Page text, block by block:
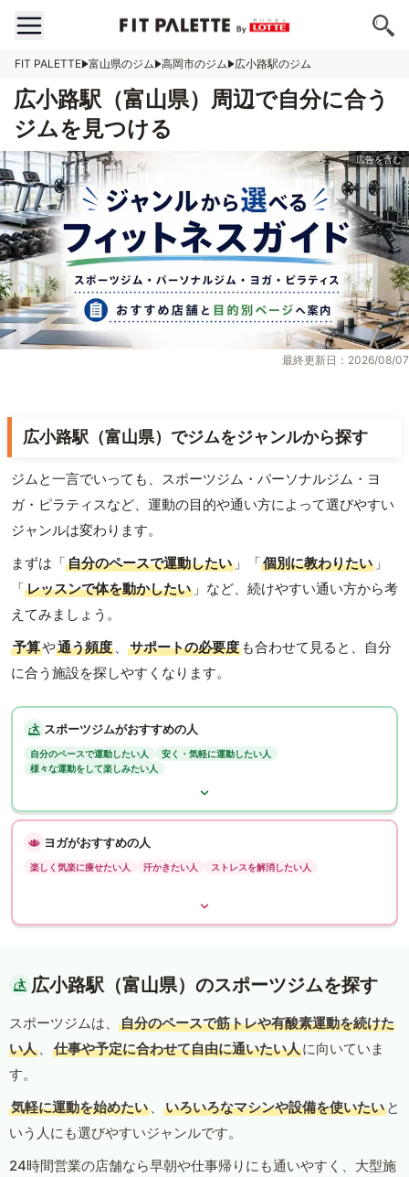
FIT PALETTE 富山県のジム 高岡市のジム 広小路駅のジム
広小路駅（富山県）周辺で自分に合う
ジムを見つける
最終更新日：2026/08/07
広小路駅（富山県）でジムをジャンルから探す
ジムと一言でいっても、スポーツジム・パーソナルジム・ヨ
ガ・ピラティスなど、運動の目的や通い方によって選びやすい
ジャンルは変わります。
まずは「自分のペースで運動したい 」「個別に教わりたい 」
「レッスンで体を動かしたい 」など、続けやすい通い方から考
えてみましょう。
予算や通う頻度 、 サポートの必要度 も合わせて見ると、自分
に合う施設を探しやすくなります。
スポーツジムがおすすめの人
自分のペースで運動したい人
安く・気軽に運動したい人
様々な運動をして楽しみたい人
ヨガがおすすめの人
楽しく気楽に痩せたい人 汗かきたい人 ストレスを解消したい人
広小路駅（富山県）のスポーツジムを探す
スポーツジムは、
自分のペースで筋トレや有酸素運動を続けた
い人 、 仕事や予定に合わせて自由に通いたい人に向いていま
す。
気軽に運動を始めたい 、 いろいろなマシンや設備を使いたい と
いう人にも選びやすいジャンルです。
24時間営業の店舗なら早朝や仕事帰りにも通いやすく、大型施